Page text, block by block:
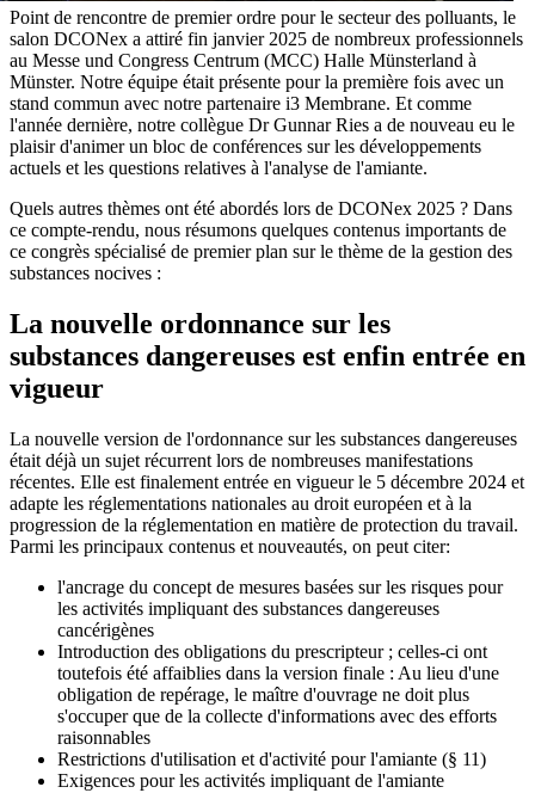
Point de rencontre de premier ordre pour le secteur des polluants, le
salon DCONex a attiré fin janvier 2025 de nombreux professionnels
au Messe und Congress Centrum (MCC) Halle Münsterland à
Münster. Notre équipe était présente pour la première fois avec un
stand commun avec notre partenaire i3 Membrane. Et comme
l'année dernière, notre collègue Dr Gunnar Ries a de nouveau eu le
plaisir d'animer un bloc de conférences sur les développements
actuels et les questions relatives à l'analyse de l'amiante.
Quels autres thèmes ont été abordés lors de DCONex 2025 ? Dans
ce compte-rendu, nous résumons quelques contenus importants de
ce congrès spécialisé de premier plan sur le thème de la gestion des
substances nocives :
La nouvelle ordonnance sur les
substances dangereuses est enfin entrée en
vigueur
La nouvelle version de l'ordonnance sur les substances dangereuses
était déjà un sujet récurrent lors de nombreuses manifestations
récentes. Elle est finalement entrée en vigueur le 5 décembre 2024 et
adapte les réglementations nationales au droit européen et à la
progression de la réglementation en matière de protection du travail.
Parmi les principaux contenus et nouveautés, on peut citer:
l'ancrage du concept de mesures basées sur les risques pour
les activités impliquant des substances dangereuses
cancérigènes
Introduction des obligations du prescripteur ; celles-ci ont
toutefois été affaiblies dans la version finale : Au lieu d'une
obligation de repérage, le maître d'ouvrage ne doit plus
s'occuper que de la collecte d'informations avec des efforts
raisonnables
Restrictions d'utilisation et d'activité pour l'amiante (§ 11)
Exigences pour les activités impliquant de l'amiante